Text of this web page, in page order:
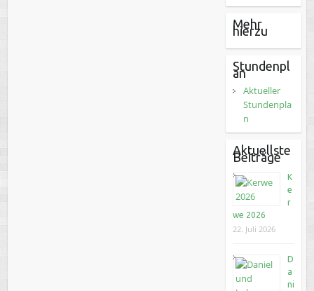
Mehr
hierzu
Stundenpl
an
Aktueller
Stundenpla
n
Aktuellste
Beiträge
K
e
r
we 2026
22. Juli 2026
D
a
ni